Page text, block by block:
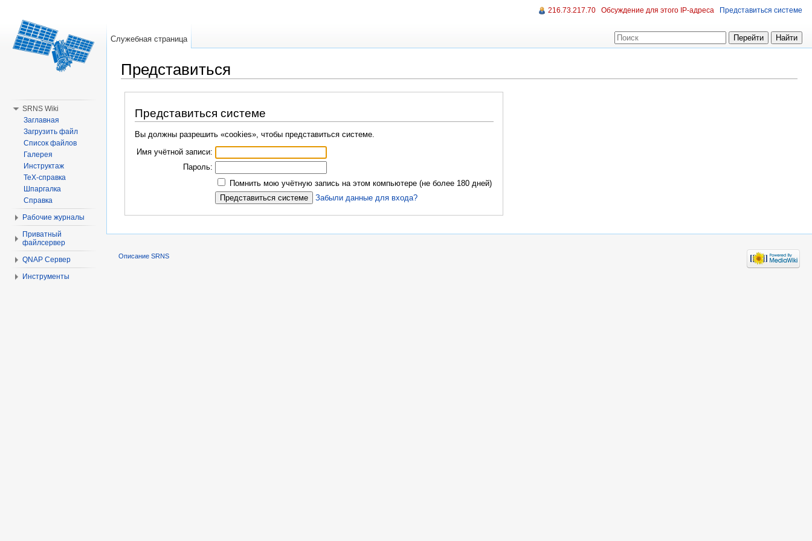
Представиться
Представиться системе
Вы должны разрешить «cookies», чтобы представиться системе.
Имя учётной записи:
Пароль:
Помнить мою учётную запись на этом компьютере (не более 180 дней)
Забыли данные для входа?
216.73.217.70 Обсуждение для этого IP-адреса Представиться системе
Служебная страница
SRNS Wiki
Заглавная
Загрузить файл
Список файлов
Галерея
Инструктаж
TeX-справка
Шпаргалка
Справка
Рабочие журналы
Приватный
файлсервер
QNAP Сервер
Инструменты
Описание SRNS